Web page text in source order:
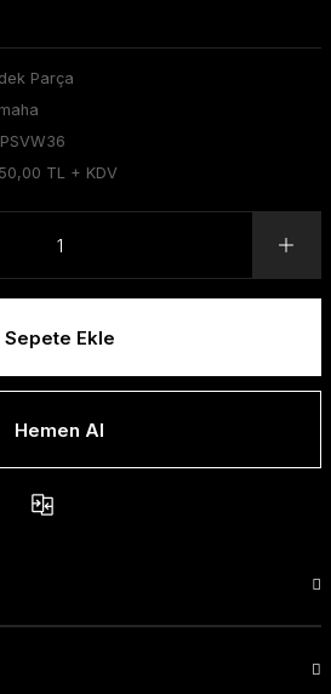
Parça
TL + KDV
Sepete Ekle
Hemen Al